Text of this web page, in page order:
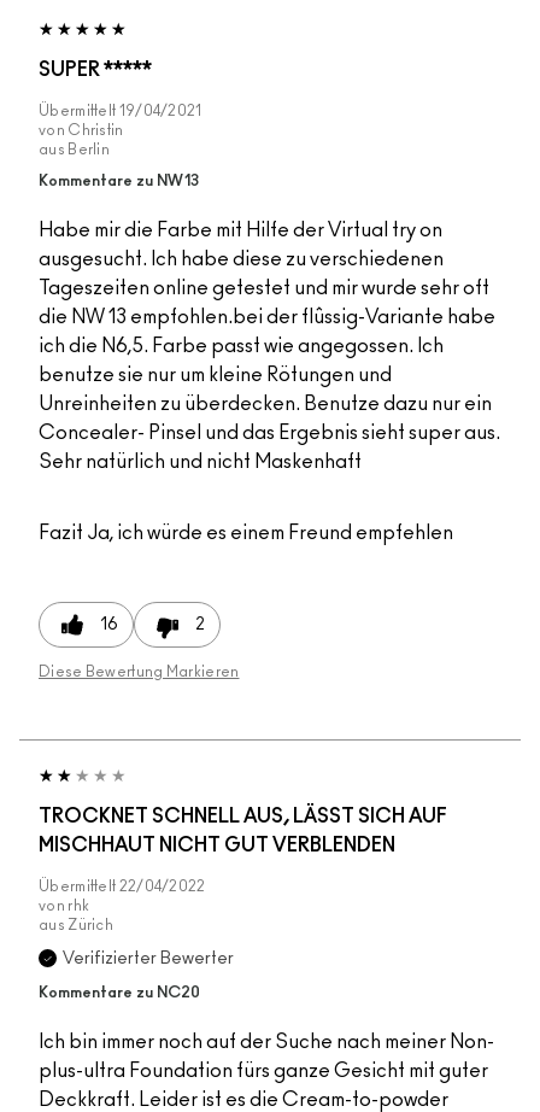
SUPER *****
Übermittelt 19/04/2021
von Christin
aus Berlin
Kommentare zu NW13
Habe mir die Farbe mit Hilfe der Virtual try on
ausgesucht. Ich habe diese zu verschiedenen
Tageszeiten online getestet und mir wurde sehr oft
die NW 13 empfohlen.bei der flûssig-Variante habe
ich die N6,5. Farbe passt wie angegossen. Ich
benutze sie nur um kleine Rötungen und
Unreinheiten zu überdecken. Benutze dazu nur ein
Concealer- Pinsel und das Ergebnis sieht super aus.
Sehr natürlich und nicht Maskenhaft
Fazit Ja, ich würde es einem Freund empfehlen
16 2
Diese Bewertung Markieren
TROCKNET SCHNELL AUS, LÄSST SICH AUF
MISCHHAUT NICHT GUT VERBLENDEN
Übermittelt 22/04/2022
von rhk
aus Zürich
Verifizierter Bewerter
Kommentare zu NC20
Ich bin immer noch auf der Suche nach meiner Non-
plus-ultra Foundation fürs ganze Gesicht mit guter
Deckkraft. Leider ist es die Cream-to-powder